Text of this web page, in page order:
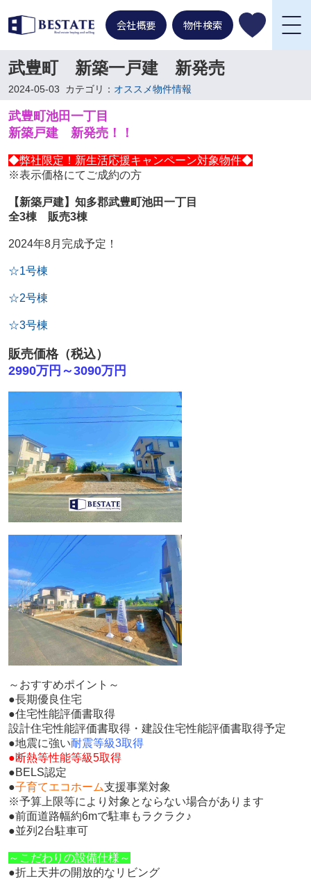
会社概要 物件検索
武豊町 新築一戸建 新発売
2024-05-03 カテゴリ： オススメ物件情報
武豊町池田一丁目
新築戸建 新発売！！
◆弊社限定！新生活応援キャンペーン対象物件◆
※表示価格にてご成約の方
【新築戸建】知多郡武豊町池田一丁目
全3棟 販売3棟
2024年8月完成予定！
☆1号棟
☆2号棟
☆3号棟
販売価格（税込）
2990万円～3090万円
～おすすめポイント～
●長期優良住宅
●住宅性能評価書取得
設計住宅性能評価書取得・建設住宅性能評価書取得予定
●地震に強い耐震等級3取得
●断熱等性能等級5取得
●BELS認定
●子育てエコホーム支援事業対象
※予算上限等により対象とならない場合があります
●前面道路幅約6mで駐車もラクラク♪
●並列2台駐車可
～こだわりの設備仕様～
●折上天井の開放的なリビング